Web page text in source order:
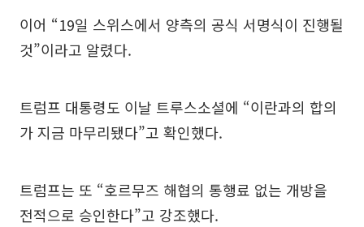
이어 “19일 스위스에서 양측의 공식 서명식이 진행될
것”이라고 알렸다.
트럼프 대통령도 이날 트루스소셜에 “이란과의 합의
가 지금 마무리됐다”고 확인했다.
트럼프는 또 “호르무즈 해협의 통행료 없는 개방을
전적으로 승인한다”고 강조했다.